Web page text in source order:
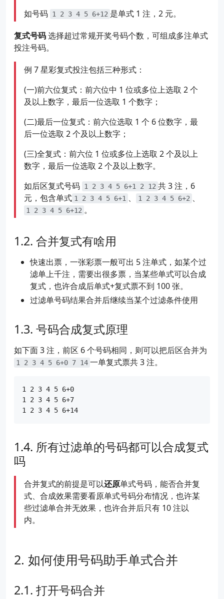
如号码 1 2 3 4 5 6+12 是单式 1 注，2 元。
复式号码选择超过常规开奖号码个数，可组成多注单式
投注号码。
例 7 星彩复式投注包括三种形式：
(一)前六位复式：前六位中 1 位或多位上选取 2 个
及以上数字，最后一位选取 1 个数字；
(二)最后一位复式：前六位选取 1 个 6 位数字，最
后一位选取 2 个及以上数字；
(三)全复式：前六位 1 位或多位上选取 2 个及以上
数字，最后一位选取 2 个及以上数字。
如后区复式号码 1 2 3 4 5 6+1 2 12 共 3 注，6
元，包含单式 1 2 3 4 5 6+1 、 1 2 3 4 5 6+2 、
1 2 3 4 5 6+12 。
合并复式有啥用
快速出票，一张彩票一般可出 5 注单式，如某个过
滤单上千注，需要出很多票，当某些单式可以合成
复式，也许合成后单式+复式票不到 100 张。
过滤单号码结果合并后继续当某个过滤条件使用
号码合成复式原理
如下面 3 注，前区 6 个号码相同，则可以把后区合并为
1 2 3 4 5 6+0 7 14 一单复式票共 3 注。
1 2 3 4 5 6+0
1 2 3 4 5 6+7
所有过滤单的号码都可以合成复式
吗
合并复式的前提是可以还原单式号码，能否合并复
式、合成效果需要看原单式号码分布情况，也许某
些过滤单合并无效果，也许合并后只有 10 注以
内。
如何使用号码助手单式合并
打开号码合并